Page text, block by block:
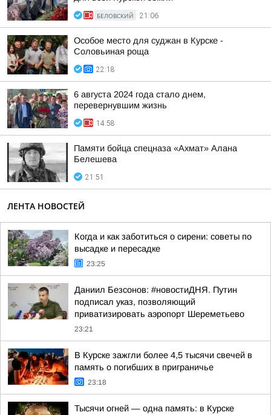
БЕЛОВСКИЙ 21:06
Особое место для суджан в Курске -
Соловьиная роща
22:18
6 августа 2024 года стало днем,
перевернувшим жизнь
14:58
Памяти бойца спецназа «Ахмат» Алана
Белешева
21:51
ЛЕНТА НОВОСТЕЙ
Когда и как заботиться о сирени: советы по
высадке и пересадке
23:25
Даниил Безсонов: #новостиДНЯ. Путин
подписал указ, позволяющий
приватизировать аэропорт Шереметьево
23:21
В Курске зажгли более 4,5 тысячи свечей в
память о погибших в приграничье
23:18
Тысячи огней — одна память: в Курске